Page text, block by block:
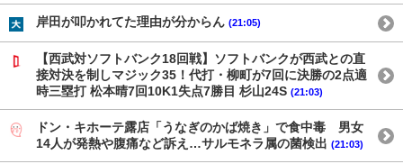
岸田が叩かれてた理由が分からん (21:05)
【西武対ソフトバンク18回戦】ソフトバンクが西武との直
接対決を制しマジック35！代打・柳町が7回に決勝の2点適
時三塁打 松本晴7回10K1失点7勝目 杉山24S (21:03)
ドン・キホーテ露店「うなぎのかば焼き」で食中毒 男女
14人が発熱や腹痛など訴え…サルモネラ属の菌検出 (21:03)